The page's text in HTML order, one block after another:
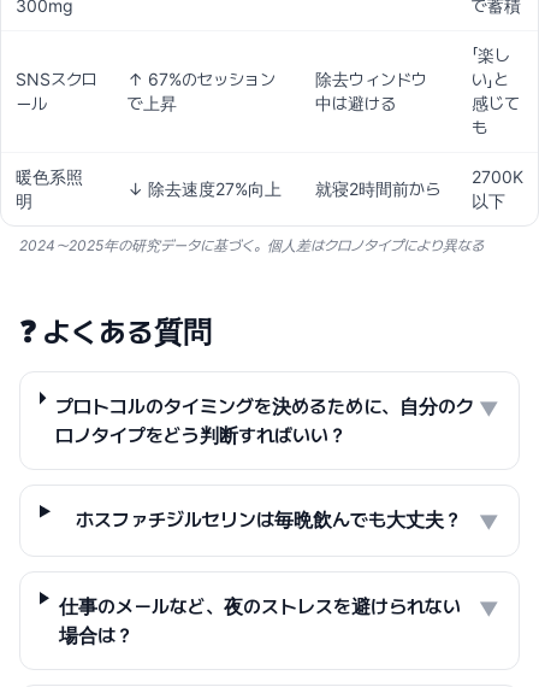
300mg
で蓄積
SNSスクロ
ール
↑ 67%のセッション
で上昇
除去ウィンドウ
中は避ける
「楽し
い」と
感じて
も
暖色系照
明
↓ 除去速度27%向上 就寝2時間前から
2700K
以下
2024〜2025年の研究データに基づく。個人差はクロノタイプにより異なる
❓ よくある質問
プロトコルのタイミングを決めるために、自分のク
ロノタイプをどう判断すればいい？
▼
ホスファチジルセリンは毎晩飲んでも大丈夫？ ▼
仕事のメールなど、夜のストレスを避けられない
場合は？
▼